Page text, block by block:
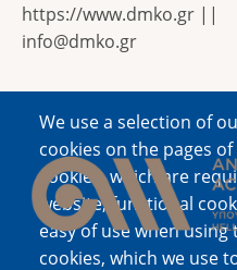
We use a selection of
cookies on the pages
cookies, which are
website; functional
easy of use when
cookies, which we use
https://www.dmko.gr ||
info@dmko.gr
Image